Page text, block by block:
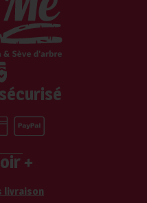
+
livraison